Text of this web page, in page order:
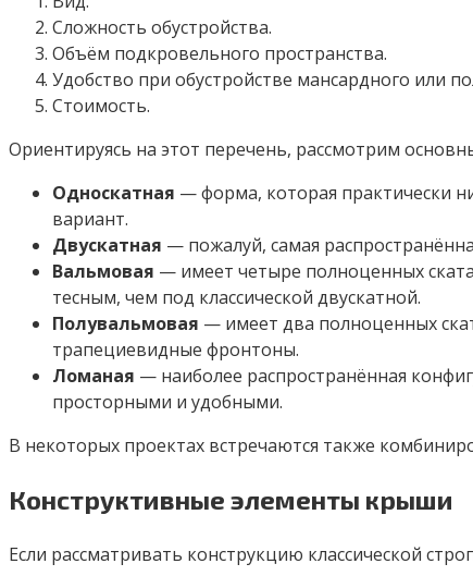
Сложность обустройства.
Объём подкровельного пространства.
Удобство при обустройстве мансардного или
Стоимость.
Ориентируясь на этот перечень, рассмотрим
Односкатная — форма, которая практически
вариант.
Двускатная — пожалуй, самая
Вальмовая — имеет четыре полноценных
тесным, чем под классической двускатной.
Полувальмовая — имеет два полноценных
трапециевидные фронтоны.
Ломаная — наиболее распространённая
просторными и удобными.
В некоторых проектах встречаются также
Конструктивные элементы крыши
Если рассматривать конструкцию классической